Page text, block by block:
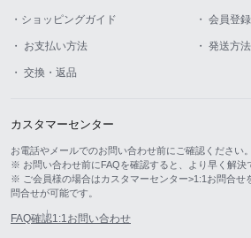
・ショッピングガイド ・ 会員登録
・ お支払い方法 ・ 発送方法
・ 交換・返品
カスタマーセンター
お電話やメールでのお問い合わせ前にご確認ください。
※ お問い合わせ前にFAQを確認すると、より早く解決
※ ご会員様の場合はカスタマーセンター>1:1お問合せ
問合せが可能です。
FAQ確認1:1お問い合わせ